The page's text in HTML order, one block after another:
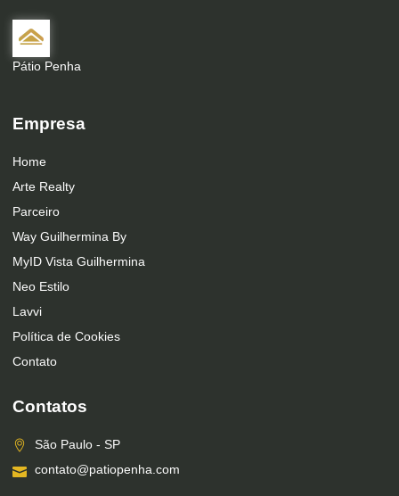
Pátio Penha
Empresa
Home
Arte Realty
Parceiro
Way Guilhermina By
MyID Vista Guilhermina
Neo Estilo
Lavvi
Política de Cookies
Contato
Contatos
São Paulo - SP
contato@patiopenha.com